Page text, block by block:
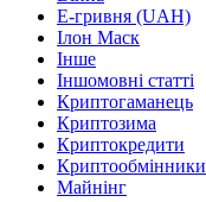
Е-гривня (UAH)
Ілон Маск
Інше
Іншомовні статті
Криптогаманець
Криптозима
Криптокредити
Криптообмінники
Майнінг